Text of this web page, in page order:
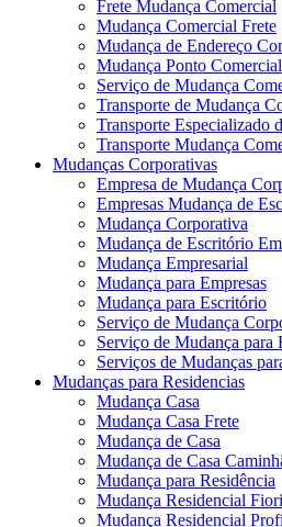
Frete Mudança Comercial
Mudança Comercial Frete
Mudança de Endereço
Mudança Ponto Comercial
Serviço de Mudança
Transporte de Mudança
Transporte Especializado
Transporte Mudança
Mudanças Corporativas
Empresa de Mudança
Empresas Mudança de
Mudança Corporativa
Mudança de Escritório
Mudança Empresarial
Mudança para Empresas
Mudança para Escritório
Serviço de Mudança
Serviço de Mudança para
Serviços de Mudanças
Mudanças para Residencias
Mudança Casa
Mudança Casa Frete
Mudança de Casa
Mudança de Casa
Mudança para Residência
Mudança Residencial
Mudança Residencial